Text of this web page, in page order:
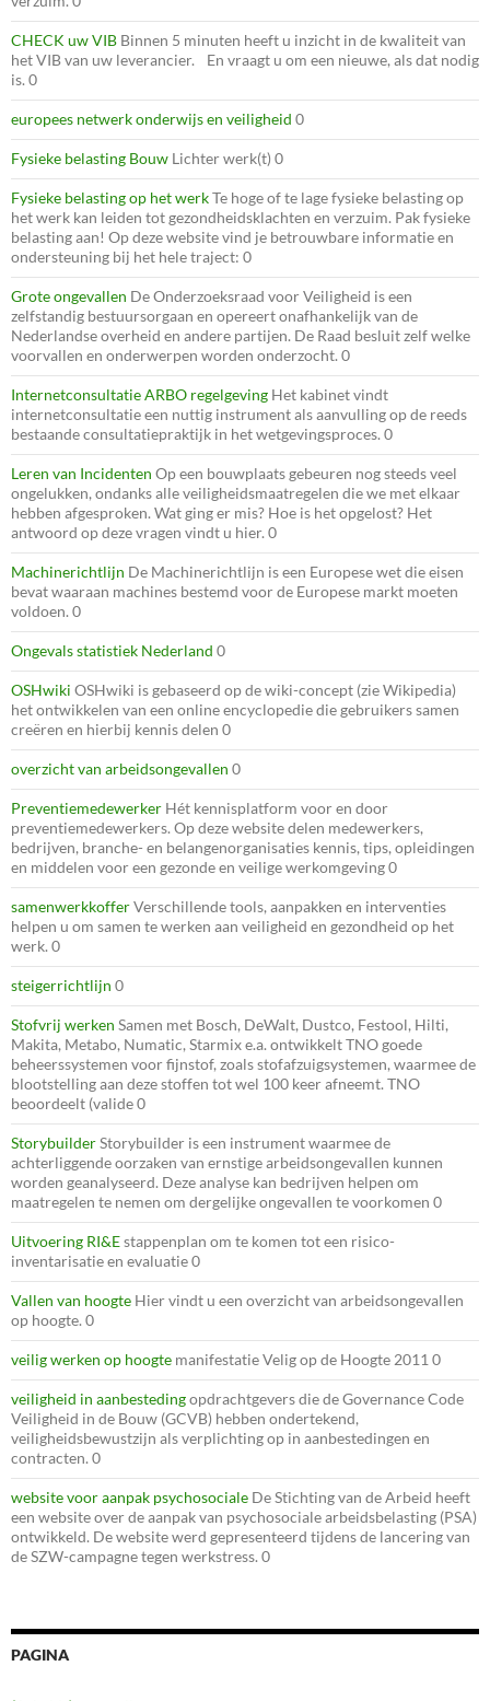
CHECK uw VIB Binnen 5 minuten heeft u inzicht in de kwaliteit van
het VIB van uw leverancier. En vraagt u om een nieuwe, als dat nodig
is. 0
europees netwerk onderwijs en veiligheid 0
Fysieke belasting Bouw Lichter werk(t) 0
Fysieke belasting op het werkTe hoge of te lage fysieke belasting op
het werk kan leiden tot gezondheidsklachten en verzuim. Pak fysieke
belasting aan! Op deze website vind je betrouwbare informatie en
ondersteuning bij het hele traject: 0
Grote ongevallen De Onderzoeksraad voor Veiligheid is een
zelfstandig bestuursorgaan en opereert onafhankelijk van de
Nederlandse overheid en andere partijen. De Raad besluit zelf welke
voorvallen en onderwerpen worden onderzocht. 0
Internetconsultatie ARBO regelgeving Het kabinet vindt
internetconsultatie een nuttig instrument als aanvulling op de reeds
bestaande consultatiepraktijk in het wetgevingsproces. 0
Leren van Incidenten Op een bouwplaats gebeuren nog steeds veel
ongelukken, ondanks alle veiligheidsmaatregelen die we met elkaar
hebben afgesproken. Wat ging er mis? Hoe is het opgelost? Het
antwoord op deze vragen vindt u hier. 0
Machinerichtlijn De Machinerichtlijn is een Europese wet die eisen
bevat waaraan machines bestemd voor de Europese markt moeten
voldoen. 0
Ongevals statistiek Nederland 0
OSHwiki OSHwiki is gebaseerd op de wiki-concept (zie Wikipedia)
het ontwikkelen van een online encyclopedie die gebruikers samen
creëren en hierbij kennis delen 0
overzicht van arbeidsongevallen 0
Preventiemedewerker Hét kennisplatform voor en door
preventiemedewerkers. Op deze website delen medewerkers,
bedrijven, branche- en belangenorganisaties kennis, tips, opleidingen
en middelen voor een gezonde en veilige werkomgeving 0
samenwerkkofferVerschillende tools, aanpakken en interventies
helpen u om samen te werken aan veiligheid en gezondheid op het
werk. 0
steigerrichtlijn 0
Stofvrij werken Samen met Bosch, DeWalt, Dustco, Festool, Hilti,
Makita, Metabo, Numatic, Starmix e.a. ontwikkelt TNO goede
beheerssystemen voor fijnstof, zoals stofafzuigsystemen, waarmee de
blootstelling aan deze stoffen tot wel 100 keer afneemt. TNO
beoordeelt (valide 0
StorybuilderStorybuilder is een instrument waarmee de
achterliggende oorzaken van ernstige arbeidsongevallen kunnen
worden geanalyseerd. Deze analyse kan bedrijven helpen om
maatregelen te nemen om dergelijke ongevallen te voorkomen 0
Uitvoering RI&Estappenplan om te komen tot een risico-
inventarisatie en evaluatie 0
Vallen van hoogte Hier vindt u een overzicht van arbeidsongevallen
op hoogte. 0
veilig werken op hoogte manifestatie Velig op de Hoogte 2011 0
veiligheid in aanbestedingopdrachtgevers die de Governance Code
Veiligheid in de Bouw (GCVB) hebben ondertekend,
veiligheidsbewustzijn als verplichting op in aanbestedingen en
contracten. 0
website voor aanpak psychosociale De Stichting van de Arbeid heeft
een website over de aanpak van psychosociale arbeidsbelasting (PSA)
ontwikkeld. De website werd gepresenteerd tijdens de lancering van
de SZW-campagne tegen werkstress. 0
PAGINA